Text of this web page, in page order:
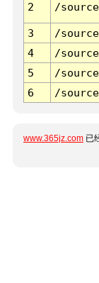
2 /
3 /
4
/
5
/
6
/
www.365jz.com 已